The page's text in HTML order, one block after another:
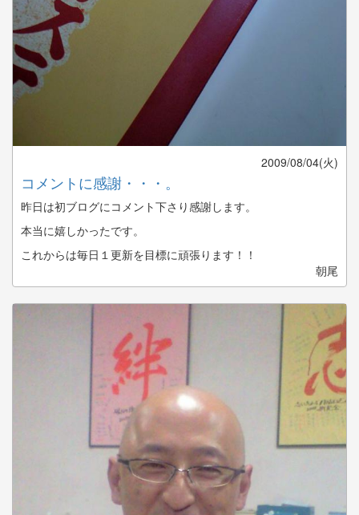
2009/08/04(火)
コメントに感謝・・・。
昨日は初ブログにコメント下さり感謝します。
本当に嬉しかったです。
これからは毎日１更新を目標に頑張ります！！
朝尾